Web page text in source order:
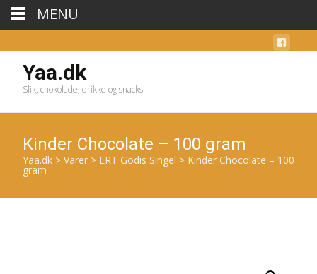
Yaa.dk
Slik, chokolade, drikke og snacks
Kinder Chocolate – 100 gram
Yaa.dk > Varer > ERT Godis Singel > Kinder Chocolate – 100
gram
MENU